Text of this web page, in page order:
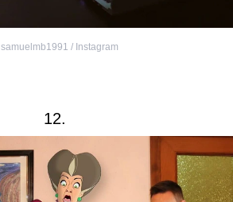
samuelmb1991 / Instagram
12.